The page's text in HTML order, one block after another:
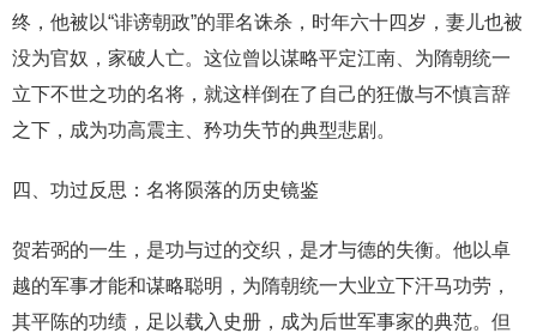
终，他被以“诽谤朝政”的罪名诛杀，时年六十四岁，妻儿也被
没为官奴，家破人亡。这位曾以谋略平定江南、为隋朝统一
立下不世之功的名将，就这样倒在了自己的狂傲与不慎言辞
之下，成为功高震主、矜功失节的典型悲剧。
四、功过反思：名将陨落的历史镜鉴
贺若弼的一生，是功与过的交织，是才与德的失衡。他以卓
越的军事才能和谋略聪明，为隋朝统一大业立下汗马功劳，
其平陈的功绩，足以载入史册，成为后世军事家的典范。但